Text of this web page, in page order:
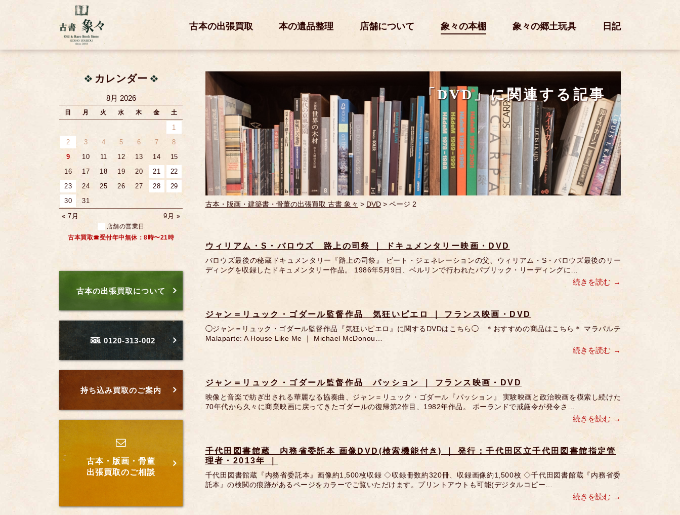
古本の出張買取 本の遺品整理 店舗について 象々の本棚 象々の郷土玩具 日記
「DVD」に関連する記事
古本・版画・建築書・骨董の出張買取 古書 象々 > DVD> ページ 2
ウィリアム・S・バロウズ 路上の司祭 ｜ ドキュメンタリー映画・DVD
バロウズ最後の秘蔵ドキュメンタリー『路上の司祭』 ビート・ジェネレーションの父、ウィリアム・S・バロウズ最後のリー
ディングを収録したドキュメンタリー作品。 1986年5月9日、ベルリンで行われたパブリック・リーディングに…
続きを読む
ジャン＝リュック・ゴダール監督作品 気狂いピエロ ｜ フランス映画・DVD
◯ジャン＝リュック・ゴダール監督作品『気狂いピエロ』に関するDVDはこちら◯ ＊おすすめの商品はこちら＊ マラパルテ
Malaparte: A House Like Me ｜ Michael McDonou…
続きを読む
ジャン＝リュック・ゴダール監督作品 パッション ｜ フランス映画・DVD
映像と音楽で紡ぎ出される華麗なる協奏曲、ジャン＝リュック・ゴダール『パッション』 実験映画と政治映画を模索し続けた
70年代から久々に商業映画に戻ってきたゴダールの復帰第2作目、1982年作品。 ポーランドで戒厳令が発令さ…
続きを読む
千代田図書館蔵 内務省委託本 画像DVD(検索機能付き) ｜ 発行：千代田区立千代田図書館指定管
理者・2013年 ｜
千代田図書館蔵『内務省委託本』画像約1,500枚収録 ◇収録冊数約320冊、収録画像約1,500枚 ◇千代田図書館蔵『内務省委
託本』の検閲の痕跡があるページをカラーでご覧いただけます。プリントアウトも可能(デジタルコピー…
続きを読む
カレンダー
8月 2026
日 月 火 水 木 金 土
1
2
3 4 5 6 7
8
9
10 11 12 13 14
15
16
17 18 19 20 21
22
23
24 25 26 27 28
29
30
31
« 7月
9月 »
店舗の営業日
古本買取☎受付年中無休：8時〜21時
古本の出張買取について
0120-313-002
持ち込み買取のご案内
古本・版画・骨董
出張買取のご相談